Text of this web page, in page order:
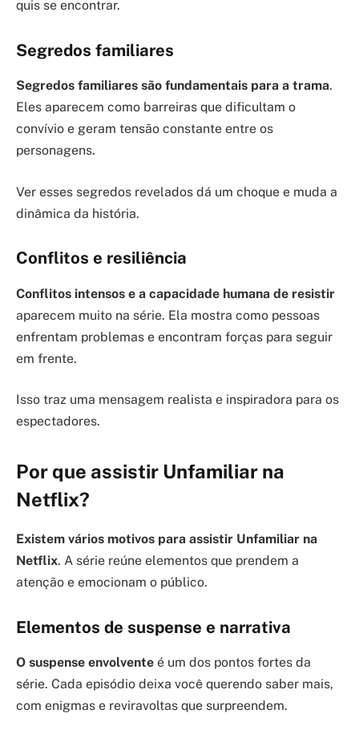
quis se encontrar.
Segredos familiares
Segredos familiares são fundamentais para a trama.
Eles aparecem como barreiras que dificultam o
convívio e geram tensão constante entre os
personagens.
Ver esses segredos revelados dá um choque e muda a
dinâmica da história.
Conflitos e resiliência
Conflitos intensos e a capacidade humana de resistir
aparecem muito na série. Ela mostra como pessoas
enfrentam problemas e encontram forças para seguir
em frente.
Isso traz uma mensagem realista e inspiradora para os
espectadores.
Por que assistir Unfamiliar na
Netflix?
Existem vários motivos para assistir Unfamiliar na
Netflix. A série reúne elementos que prendem a
atenção e emocionam o público.
Elementos de suspense e narrativa
O suspense envolvente é um dos pontos fortes da
série. Cada episódio deixa você querendo saber mais,
com enigmas e reviravoltas que surpreendem.